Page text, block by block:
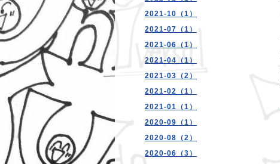
2021-10（1）
2021-07（1）
2021-06（1）
2021-04（1）
2021-03（2）
2021-02（1）
2021-01（1）
2020-09（1）
2020-08（2）
2020-06（3）